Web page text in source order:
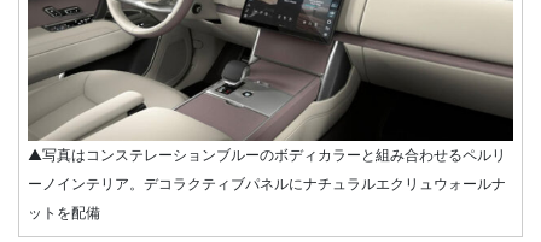
▲写真はコンステレーションブルーのボディカラーと組み合わせるペルリ
ーノインテリア。デコラクティブパネルにナチュラルエクリュウォールナ
ットを配備